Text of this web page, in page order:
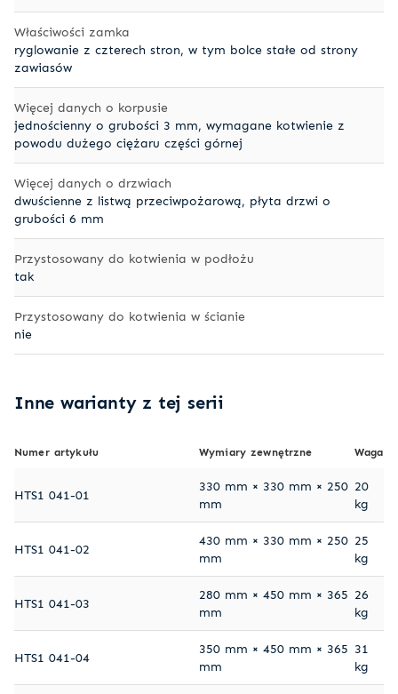
Właściwości zamka
ryglowanie z czterech stron, w tym bolce stałe od strony
zawiasów
Więcej danych o korpusie
jednościenny o grubości 3 mm, wymagane kotwienie z
powodu dużego ciężaru części górnej
Więcej danych o drzwiach
dwuścienne z listwą przeciwpożarową, płyta drzwi o
grubości 6 mm
Przystosowany do kotwienia w podłożu
tak
Przystosowany do kotwienia w ścianie
nie
Inne warianty z tej serii
Numer artykułu Wymiary zewnętrzne Waga
HTS1 041-01
330 mm × 330 mm × 250
mm
20
kg
HTS1 041-02
430 mm × 330 mm × 250
mm
25
kg
HTS1 041-03
280 mm × 450 mm × 365
mm
26
kg
HTS1 041-04
350 mm × 450 mm × 365
mm
31
kg